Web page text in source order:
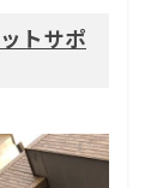
トサポ